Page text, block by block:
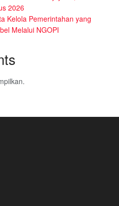
2026
Kelola Pemerintahan yang
Melalui NGOPI